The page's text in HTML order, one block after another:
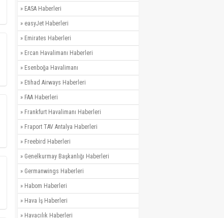
» EASA Haberleri
» easyJet Haberleri
» Emirates Haberleri
» Ercan Havalimanı Haberleri
» Esenboğa Havalimanı
» Etihad Airways Haberleri
» FAA Haberleri
» Frankfurt Havalimanı Haberleri
» Fraport TAV Antalya Haberleri
» Freebird Haberleri
» Genelkurmay Başkanlığı Haberleri
» Germanwings Haberleri
» Habom Haberleri
» Hava İş Haberleri
» Havacılık Haberleri